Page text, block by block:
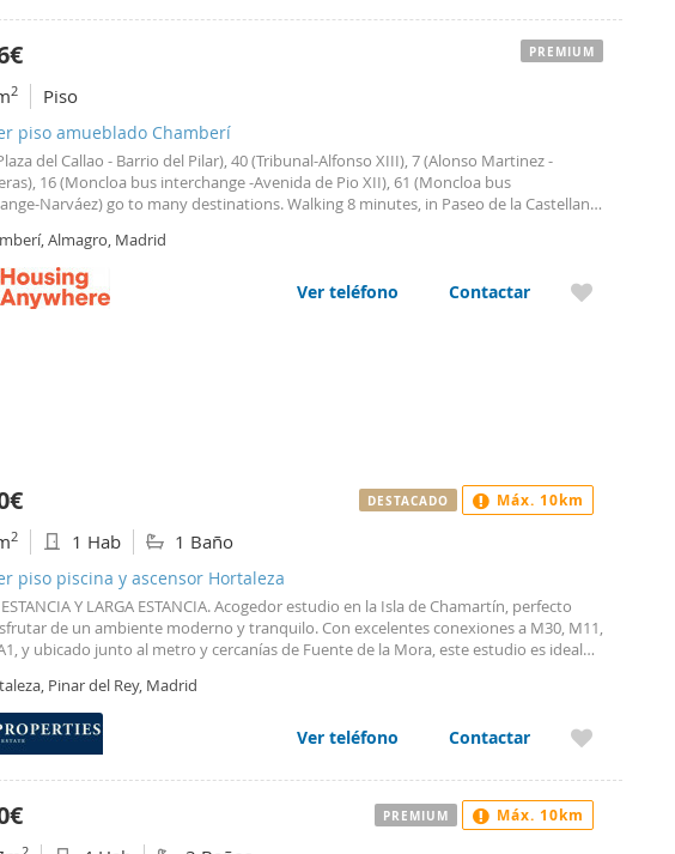
2 Piso
piso amueblado Chamberí
del Callao - Barrio del Pilar), 40 (Tribunal-Alfonso XIII), 7 (Alonso Martinez -
16 (Moncloa bus interchange -Avenida de Pio XII), 61 (Moncloa bus
Narváez) go to many destinations. Walking 8 minutes, in Paseo de la Castellana
Casal-Pío XII), 45 (Legazpi-Reina
Almagro, Madrid
Ver teléfono Contactar
PREMIUM
2 1 Hab 1 Baño
piso piscina y ascensor Hortaleza
ESTANCIA Y LARGA ESTANCIA. Acogedor estudio en la Isla de Chamartín, perfecto
de un ambiente moderno y tranquilo. Con excelentes conexiones a M30, M11,
y ubicado junto al metro y cercanías de Fuente de la Mora, este estudio es ideal
amueblado - Exterior, con mucha luz natural y bonitas vistas. - Cocina
y equipada con electrodomésticos de primeras marcas. - Aire acondicionado
- Conserje 24 horas para tranquilidad y seguridad. - Urbanización con zonas
gimnasio, piscina de verano, pista de pádel y gastroteca. - Incluye garaje y
¿Te imaginas vivir aquí? Nº AICAT: 8446
Pinar del Rey, Madrid
Ver teléfono Contactar
DESTACADO Máx. 10km
PREMIUM Máx. 10km